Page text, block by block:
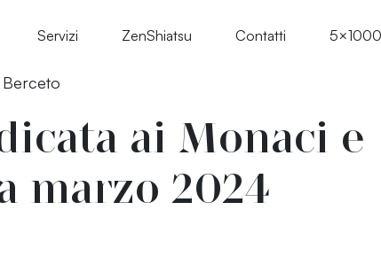
Servizi ZenShiatsu Contatti
Berceto
ai Monaci e
marzo 2024